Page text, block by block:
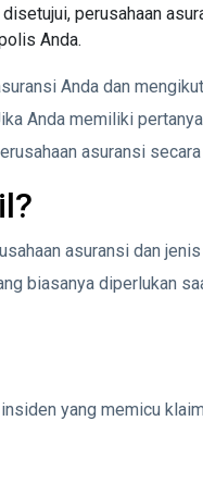
perusahaan
Anda.
Anda dan
Anda memiliki
asuransi
asuransi dan
biasanya diperlukan
yang memicu